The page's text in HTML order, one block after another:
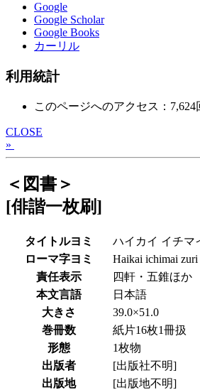
Google
Google Scholar
Google Books
カーリル
利用統計
このページへのアクセス：7,624
CLOSE
»
＜図書＞
[俳諧一枚刷]
タイトルヨミ
ハイカイ イチマ
ローマ字ヨミ
Haikai ichimai zuri
責任表示
四軒・五錐ほか
本文言語
日本語
大きさ
39.0×51.0
巻冊数
紙片16枚1冊扱
形態
1枚物
出版者
[出版社不明]
出版地
[出版地不明]